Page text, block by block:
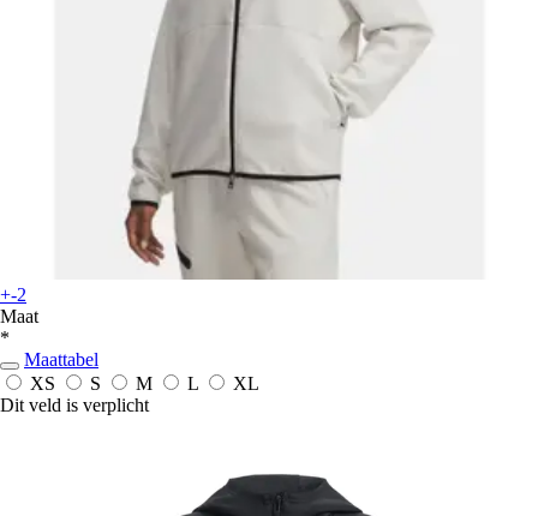
+-2
Maat
*
Maattabel
XS
S M L
XL
Dit veld is verplicht